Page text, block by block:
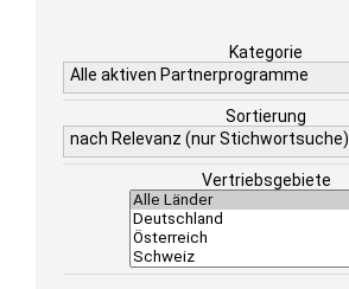
Kategorie
Alle aktiven Partnerprogramme
Sortierung
nach Relevanz (nur Stichwortsuche)
Vertriebsgebiete